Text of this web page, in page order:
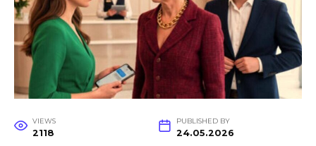
VIEWS
2118
PUBLISHED BY
24.05.2026